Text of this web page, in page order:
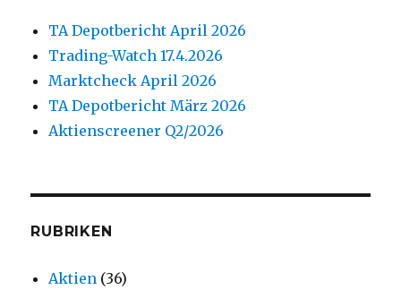
TA Depotbericht April 2026
Trading-Watch 17.4.2026
Marktcheck April 2026
TA Depotbericht März 2026
Aktienscreener Q2/2026
RUBRIKEN
Aktien (36)